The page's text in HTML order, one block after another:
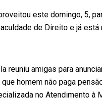
este domingo, 5,
de Direito e já
reuniu amigas para
homem não paga
no Atendimento à